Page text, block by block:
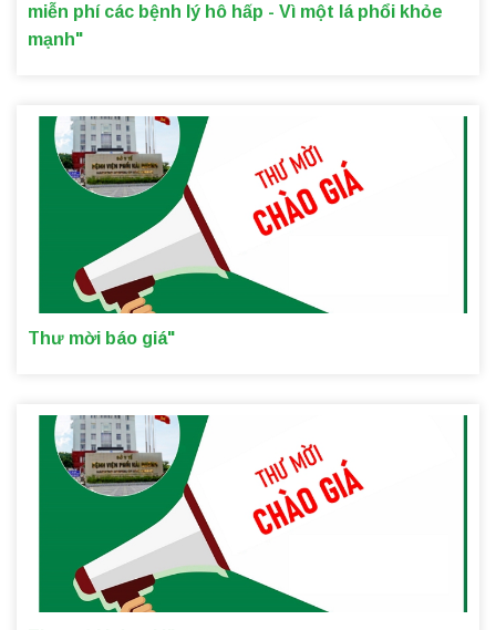
miễn phí các bệnh lý hô hấp - Vì một lá phổi khỏe
mạnh"
Thư mời báo giá"